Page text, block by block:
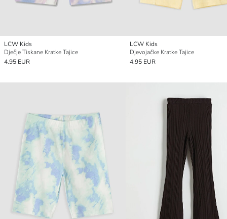
LCW Kids
Dječje Tiskane Kratke Tajice
4.95 EUR
LCW Kids
Djevojačke Kratke Tajice
4.95 EUR